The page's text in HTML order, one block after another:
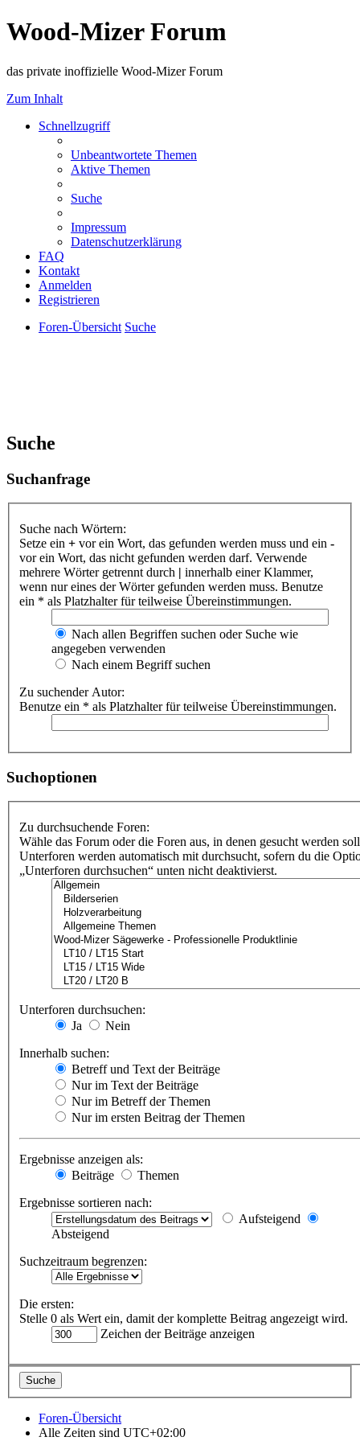
Wood-Mizer Forum
das private inoffizielle Wood-Mizer Forum
Zum Inhalt
Schnellzugriff
Unbeantwortete Themen
Aktive Themen
Suche
Impressum
Datenschutzerklärung
FAQ
Kontakt
Anmelden
Registrieren
Foren-Übersicht Suche
Suche
Suchanfrage
Suche nach Wörtern:
Setze ein + vor ein Wort, das gefunden werden muss und ein -
vor ein Wort, das nicht gefunden werden darf. Verwende
mehrere Wörter getrennt durch | innerhalb einer Klammer,
wenn nur eines der Wörter gefunden werden muss. Benutze
ein * als Platzhalter für teilweise Übereinstimmungen.
Nach allen Begriffen suchen oder Suche wie
angegeben verwenden
Nach einem Begriff suchen
Zu suchender Autor:
Benutze ein * als Platzhalter für teilweise Übereinstimmungen.
Suchoptionen
Zu durchsuchende Foren:
Wähle das Forum oder die Foren aus, in denen gesucht werden
Unterforen werden automatisch mit durchsucht, sofern du die
„Unterforen durchsuchen“ unten nicht deaktivierst.
Unterforen durchsuchen:
Ja
Nein
Innerhalb suchen:
Betreff und Text der Beiträge
Nur im Text der Beiträge
Nur im Betreff der Themen
Nur im ersten Beitrag der Themen
Ergebnisse anzeigen als:
Beiträge
Themen
Ergebnisse sortieren nach:
Aufsteigend
Absteigend
Suchzeitraum begrenzen:
Die ersten:
Stelle 0 als Wert ein, damit der komplette Beitrag angezeigt wird.
Zeichen der Beiträge anzeigen
Foren-Übersicht
Alle Zeiten sind UTC+02:00